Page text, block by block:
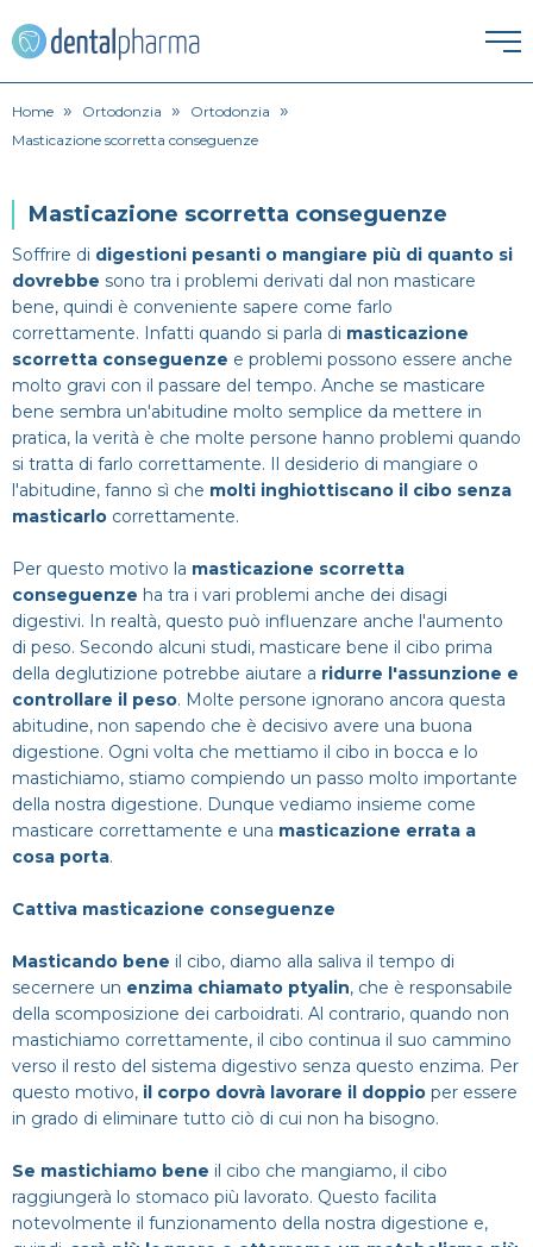
HOME
Corona dentale
Faccette Dentali
Intarsio dentale
Sbiancamento denti
IGIENE ORALE
Igiene orale
Lavare i denti
Pulizia denti
ORTODONZIA
Apparecchio
Endodonzia
Ortodonzia
PATOLOGIE
Alitosi
Bruxismo
Mal di denti
PROTESI
Dentiera
Ponte dentale
Protesi Dentali
SPECIALISTI
Estero
Impianti dentali
Sbiancamento dentale
CERCA
Home » Ortodonzia » Ortodonzia »
Masticazione scorretta conseguenze
Masticazione scorretta conseguenze
Soffrire di digestioni pesanti o mangiare più di quanto si
dovrebbe sono tra i problemi derivati dal non masticare
bene, quindi è conveniente sapere come farlo
correttamente. Infatti quando si parla di masticazione
scorretta conseguenze e problemi possono essere anche
molto gravi con il passare del tempo. Anche se masticare
bene sembra un'abitudine molto semplice da mettere in
pratica, la verità è che molte persone hanno problemi quando
si tratta di farlo correttamente. Il desiderio di mangiare o
l'abitudine, fanno sì che molti inghiottiscano il cibo senza
masticarlo correttamente.
Per questo motivo la masticazione scorretta
conseguenze ha tra i vari problemi anche dei disagi
digestivi. In realtà, questo può influenzare anche l'aumento
di peso. Secondo alcuni studi, masticare bene il cibo prima
della deglutizione potrebbe aiutare a ridurre l'assunzione e
controllare il peso. Molte persone ignorano ancora questa
abitudine, non sapendo che è decisivo avere una buona
digestione. Ogni volta che mettiamo il cibo in bocca e lo
mastichiamo, stiamo compiendo un passo molto importante
della nostra digestione. Dunque vediamo insieme come
masticare correttamente e una masticazione errata a
cosa porta.
Cattiva masticazione conseguenze
Masticando bene il cibo, diamo alla saliva il tempo di
secernere un enzima chiamato ptyalin, che è responsabile
della scomposizione dei carboidrati. Al contrario, quando non
mastichiamo correttamente, il cibo continua il suo cammino
verso il resto del sistema digestivo senza questo enzima. Per
questo motivo, il corpo dovrà lavorare il doppio per essere
in grado di eliminare tutto ciò di cui non ha bisogno.
Se mastichiamo bene il cibo che mangiamo, il cibo
raggiungerà lo stomaco più lavorato. Questo facilita
notevolmente il funzionamento della nostra digestione e,